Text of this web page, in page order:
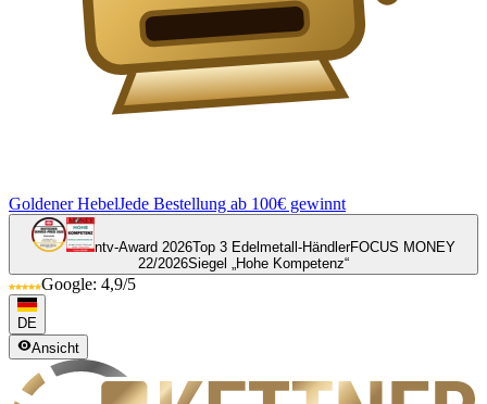
Goldener HebelJede Bestellung ab 100€ gewinnt
ntv-Award 2026Top 3 Edelmetall-HändlerFOCUS MONEY
22/2026Siegel „Hohe Kompetenz“
Google: 4,9/5
DE
Ansicht